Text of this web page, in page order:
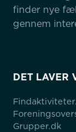
finder nye
gennem
DET LAVER
Grupper.dk